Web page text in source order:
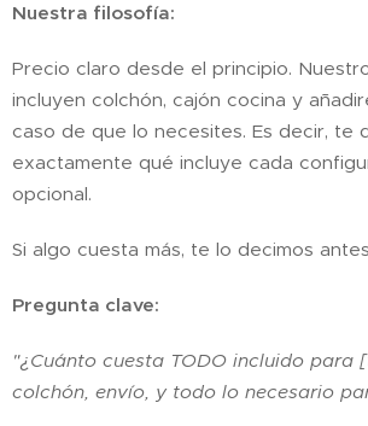
Nuestra filosofía:
Precio claro desde el principio.
incluyen colchón, cajón cocina y
caso de que lo necesites. Es decir, te
exactamente qué incluye cada
opcional.
Si algo cuesta más, te lo decimos
Pregunta clave:
"¿Cuánto cuesta TODO incluido para
colchón, envío, y todo lo necesario